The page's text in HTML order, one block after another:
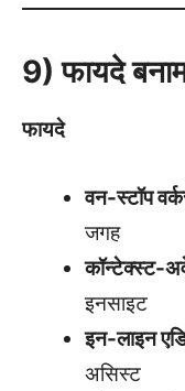
9) फायदे
फायदे
वन-स्टॉप
जगह
कॉन्टेक्स्ट-
इनसाइट
इन-लाइन
असिस्ट